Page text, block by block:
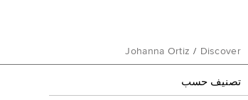
Discover
/
Johanna Ortiz
تصنيف حسب